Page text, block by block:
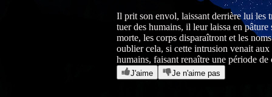
Il prit son envol, laissant derrière lui les
tuer des humains, il leur laissa en
morte, les corps disparaîtront et les
oublier cela, si cette intrusion venait
humains, faisant renaître une période de
J'aime Je n'aime pas